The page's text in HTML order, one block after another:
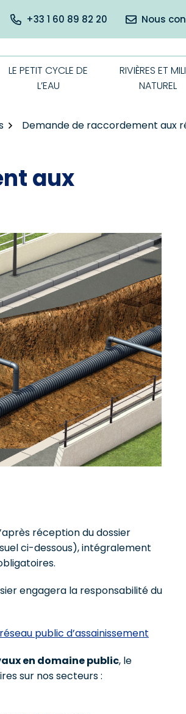
+33 1 60 89 82 20 Nous
LE PETIT CYCLE DE
L’EAU
RIVIÈRES ET
NATUREL
Demande de raccordement aux
aux
réception du dossier
ci-dessous), intégralement
engagera la responsabilité du
public d’assainissement
en domaine public, le
sur nos secteurs :